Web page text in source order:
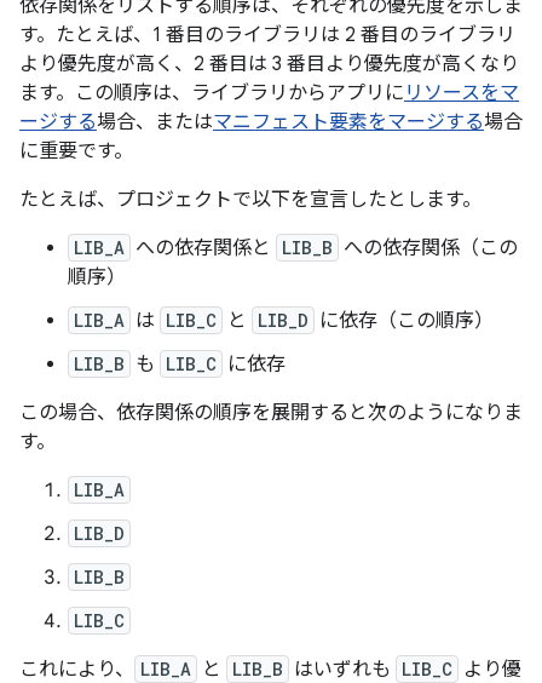
依存関係をリストする順序は、それぞれの優先度を示しま
す。たとえば、1 番目のライブラリは 2 番目のライブラリ
より優先度が高く、2 番目は 3 番目より優先度が高くなり
ます。この順序は、ライブラリからアプリに リソースをマ
ージする場合、またはマニフェスト要素をマージする場合
に重要です。
たとえば、プロジェクトで以下を宣言したとします。
LIB_A への依存関係と LIB_B への依存関係（この
順序）
LIB_A は LIB_C と LIB_D に依存（この順序）
LIB_B も LIB_C
に依存
この場合、依存関係の順序を展開すると次のようになりま
す。
LIB_A
LIB_D
LIB_B
LIB_C
これにより、 LIB_A と LIB_B はいずれも LIB_C
より優